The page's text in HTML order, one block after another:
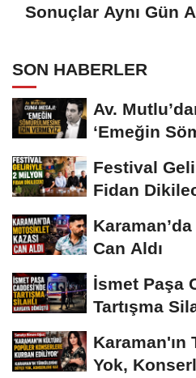
Sonuçlar Aynı Gün
SON HABERLER
Av.
‘Emeğin
Festival
Fidan
Can Aldı
İsmet Paşa
Tartışma
Karaman'ın
Yok,